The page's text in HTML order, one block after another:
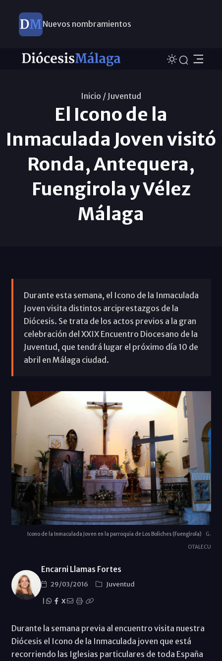
Nuevos nombramientos
Inicio / Juventud
El Icono de la
Inmaculada Joven visitó
Ronda, Antequera,
Fuengirola y Vélez
Málaga
Durante esta semana, el Icono de la Inmaculada
Joven visita distintos arciprestazgos de la
Diócesis. Se trata de los actos previos a la gran
celebración del XXIX Encuentro Diocesano de la
Juventud, que tendrá lugar el próximo día 10 de
abril en Málaga ciudad.
Icono de la Inmaculada Joven en la parroquia de Los Boliches (Fuengirola)
G.
OTALECU
Encarni Llamas Fortes
29/03/2016
Juventud
X
Durante la semana previa al encuentro visita nuestra
Diócesis el Icono de la Inmaculada joven que está
recorriendo las Iglesias particulares de toda España